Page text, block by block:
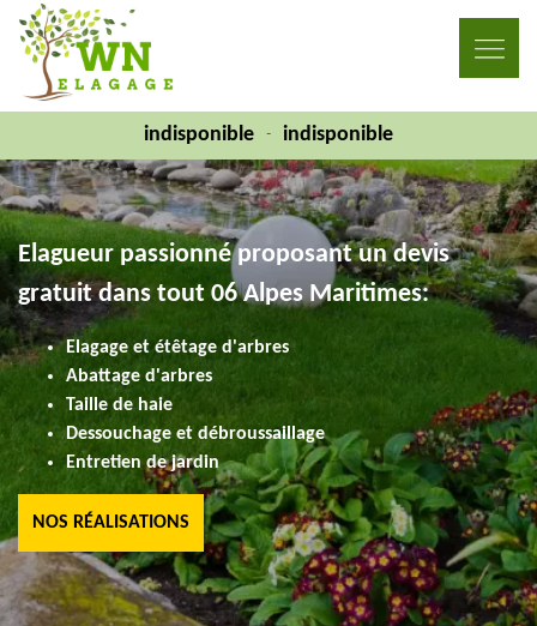
indisponible - indisponible
Elagueur passionné proposant un devis
gratuit dans tout 06 Alpes Maritimes:
Elagage et étêtage d'arbres
Abattage d'arbres
Taille de haie
Dessouchage et débroussaillage
Entretien de jardin
NOS RÉALISATIONS